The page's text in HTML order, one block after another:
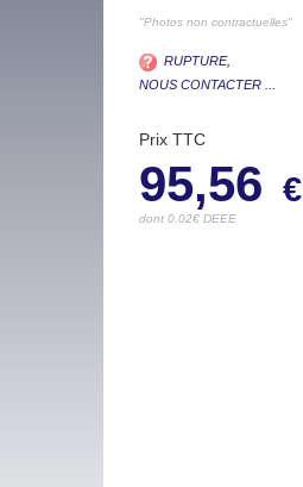
"Photos non contractuelles"
RUPTURE,
NOUS CONTACTER ...
Prix TTC
95,56 €
dont 0.02€ DEEE